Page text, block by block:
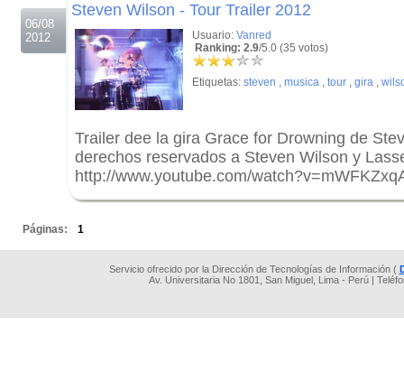
06/08
2012
Steven Wilson - Tour Trailer 2012
Usuario: Vanred
Ranking: 2.9/5.0 (35 votos)
Etiquetas: steven , musica , tour , gira ,
Trailer dee la gira Grace for Drowning de
derechos reservados a Steven Wilson y
http://www.youtube.com/
Páginas: 1
Servicio ofrecido por la Dirección de Tecnologías de Información (
Av. Universitaria No 1801, San Miguel, Lima - Perú |